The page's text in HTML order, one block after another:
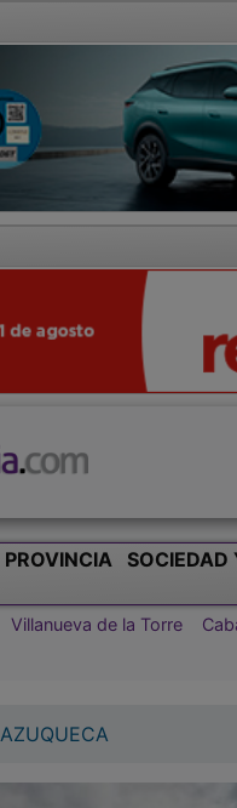
PROVINCIA SOCIEDAD
Villanueva de la Torre
AZUQUECA